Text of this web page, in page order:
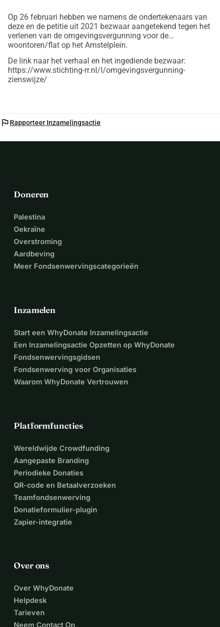
Op 26 februari hebben we namens de ondertekenaars van
deze en de petitie uit 2021 bezwaar aangetekend tegen het
verlenen van de omgevingsvergunning voor de
woontoren/flat op het Amstelplein.
De link naar het verhaal en het ingediende bezwaar:
https://www.stichting-rr.nl/l/omgevingsvergunning-
zienswijze/
flag Rapporteer Inzamelingsactie
Doneren
Palestina
Oekraïne
Overstroming
Aardbeving
Meer Fondsenwervingscategorieën
Inzamelen
Start een WhyDonate Inzamelingsactie
Een Inzamelingsactie Opzetten op WhyDonate
Fondsenwervingsgidsen
Fondsenwerving voor Organisaties
Waarom WhyDonate Vertrouwen
Platformfuncties
Wereldwijde Crowdfunding
Aangepaste Branding
Periodieke Donaties
QR-code en Betaalverzoeken
Teamfondsenwerving
Donatieformulier-plugin
Zapier-integratie
Over ons
Over WhyDonate
Helpdesk
Tarieven
Neem Contact Op